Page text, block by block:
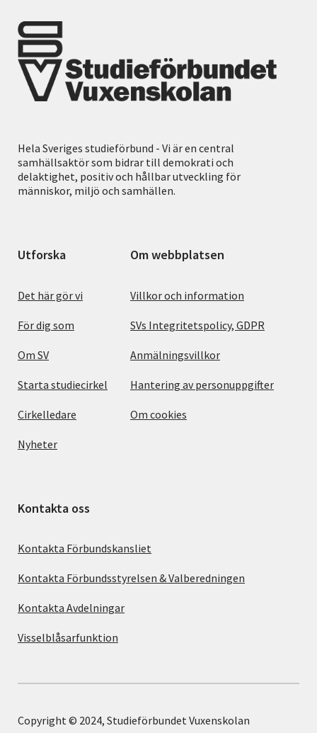
Hela Sveriges studieförbund - Vi är en central
samhällsaktör som bidrar till demokrati och
delaktighet, positiv och hållbar utveckling för
människor, miljö och samhällen.
Utforska
Det här gör vi
För dig som
Om SV
Starta studiecirkel
Cirkelledare
Nyheter
Om webbplatsen
Villkor och information
SVs Integritetspolicy, GDPR
Anmälningsvillkor
Hantering av personuppgifter
Om cookies
Kontakta oss
Kontakta Förbundskansliet
Kontakta Förbundsstyrelsen & Valberedningen
Kontakta Avdelningar
Visselblåsarfunktion
Copyright © 2024, Studieförbundet Vuxenskolan